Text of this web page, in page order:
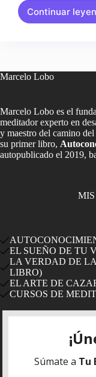
Continuar Clase
LOS
Marcelo Lobo
Marcelo Lobo es el
meditador experto en
y maestro del camino
su primer libro,
autopublicado el 2019,
EL SUEÑO DE TU
LA VERDAD DE
LIBRO)
EL ARTE DE
CURSOS DE